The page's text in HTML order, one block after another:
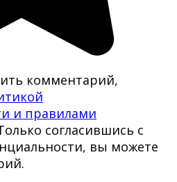
комментарий,
и правилами
согласившись с
вы можете